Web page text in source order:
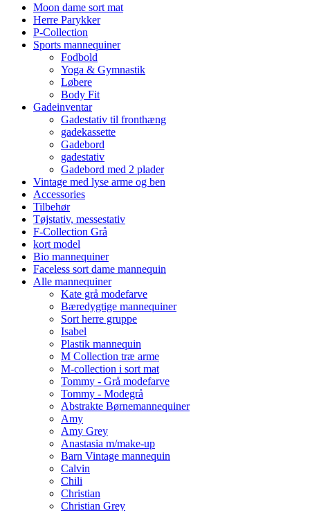
Moon dame sort mat
Herre Parykker
P-Collection
Sports mannequiner
Fodbold
Yoga & Gymnastik
Løbere
Body Fit
Gadeinventar
Gadestativ til fronthæng
gadekassette
Gadebord
gadestativ
Gadebord med 2 plader
Vintage med lyse arme og ben
Accessories
Tilbehør
Tøjstativ, messestativ
F-Collection Grå
kort model
Bio mannequiner
Faceless sort dame mannequin
Alle mannequiner
Kate grå modefarve
Bæredygtige mannequiner
Sort herre gruppe
Isabel
Plastik mannequin
M Collection træ arme
M-collection i sort mat
Tommy - Grå modefarve
Tommy - Modegrå
Abstrakte Børnemannequiner
Amy
Amy Grey
Anastasia m/make-up
Barn Vintage mannequin
Calvin
Chili
Christian
Christian Grey